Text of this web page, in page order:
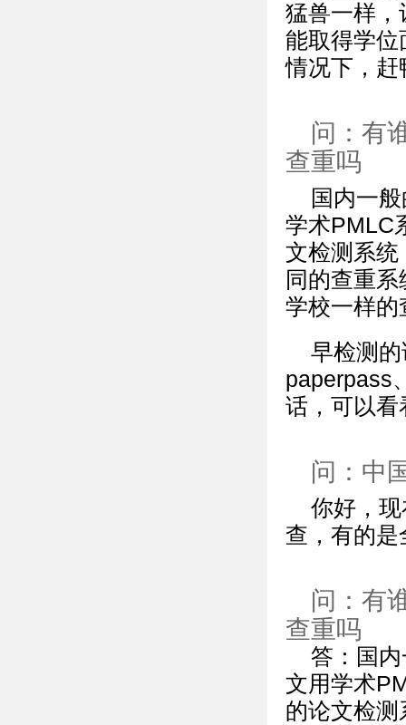
猛兽一样，
能取得学位
情况下，赶
问：有
查重吗
国内一
学术PMLC
文检测系统
同的查重
学校一样的
早检测
paperpass
话，可以看
问：中
你好，
查，有的是
问：有
查重吗
答：国
文用学术
的论文检